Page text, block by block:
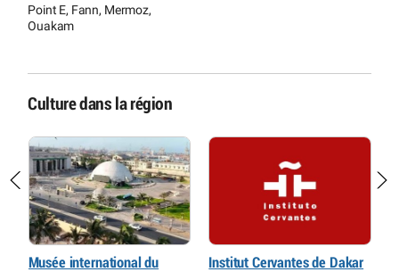
Point E, Fann, Mermoz,
Ouakam
Culture dans la région
Musée international du
Institut Cervantes de Dakar